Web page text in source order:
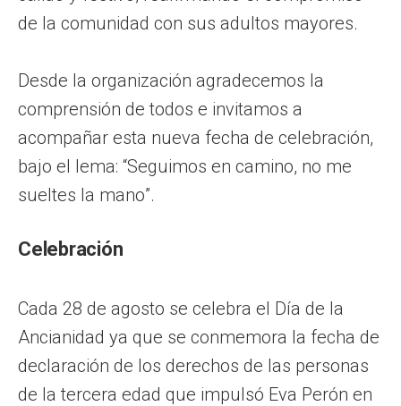
de la comunidad con sus adultos mayores.
Desde la organización agradecemos la
comprensión de todos e invitamos a
acompañar esta nueva fecha de celebración,
bajo el lema: “Seguimos en camino, no me
sueltes la mano”.
Celebración
Cada 28 de agosto se celebra el Día de la
Ancianidad ya que se conmemora la fecha de
declaración de los derechos de las personas
de la tercera edad que impulsó Eva Perón en